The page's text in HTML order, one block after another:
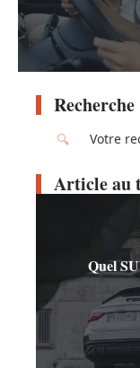
Recherche
Article au
Quel